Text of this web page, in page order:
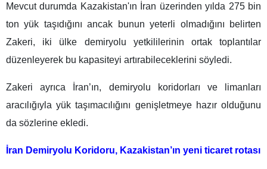
Mevcut durumda Kazakistan'ın İran üzerinden yılda 275 bin
ton yük taşıdığını ancak bunun yeterli olmadığını belirten
Zakeri, iki ülke demiryolu yetkililerinin ortak toplantılar
düzenleyerek bu kapasiteyi artırabileceklerini söyledi.
Zakeri ayrıca İran’ın, demiryolu koridorları ve limanları
aracılığıyla yük taşımacılığını genişletmeye hazır olduğunu
da sözlerine ekledi.
İran Demiryolu Koridoru, Kazakistan’ın yeni ticaret rotası